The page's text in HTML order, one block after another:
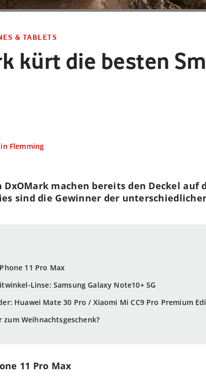
& TABLETS
kürt die besten
Flemming
11 Pro Max
Linse: Samsung Galaxy Note10+ 5G
Huawei Mate 30 Pro / Xiaomi Mi CC9 Pro Premium
zum Weihnachtsgeschenk?
DxOMark machen bereits den Deckel auf
sind die Gewinner der
11 Pro Max